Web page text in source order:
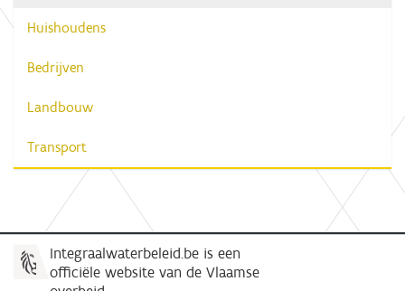
Huishoudens
Bedrijven
Landbouw
Transport
Integraalwaterbeleid.be is een
officiële website van de Vlaamse